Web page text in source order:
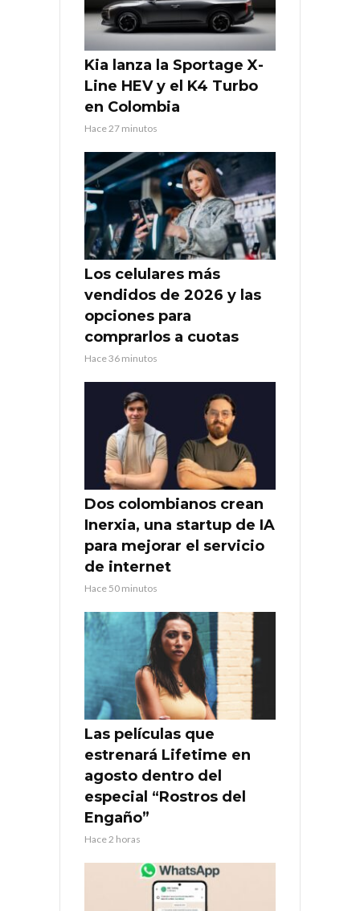
Kia lanza la Sportage X-
Line HEV y el K4 Turbo
en Colombia
Hace 27 minutos
Los celulares más
vendidos de 2026 y las
opciones para
comprarlos a cuotas
Hace 36 minutos
Dos colombianos crean
Inerxia, una startup de IA
para mejorar el servicio
de internet
Hace 50 minutos
Las películas que
estrenará Lifetime en
agosto dentro del
especial “Rostros del
Engaño”
Hace 2 horas